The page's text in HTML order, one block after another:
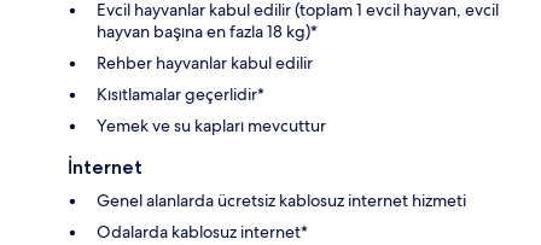
Evcil hayvanlar kabul edilir (toplam 1 evcil hayvan, evcil
hayvan başına en fazla 18 kg)*
Rehber hayvanlar kabul edilir
Kısıtlamalar geçerlidir*
Yemek ve su kapları mevcuttur
İnternet
Genel alanlarda ücretsiz kablosuz internet hizmeti
Odalarda kablosuz internet*